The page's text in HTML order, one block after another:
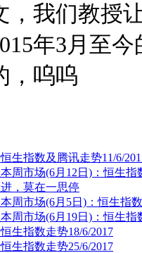
，我们教授
年3月至
，呜呜
生指数及腾讯走势11/6/
周市场(6月12日)：恒生
，莫在一思停
周市场(6月5日)：恒生指
周市场(6月19日)：恒生
生指数走势18/6/2017
生指数走势25/6/2017